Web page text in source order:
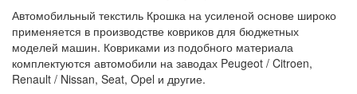
Автомобильный текстиль Крошка на усиленой основе широко
применяется в производстве ковриков для бюджетных
моделей машин. Ковриками из подобного материала
комплектуются автомобили на заводах Peugeot / Citroen,
Renault / Nissan, Seat, Opel и другие.